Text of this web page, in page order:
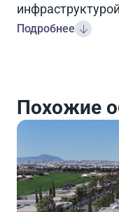
Подробнее
Похожие